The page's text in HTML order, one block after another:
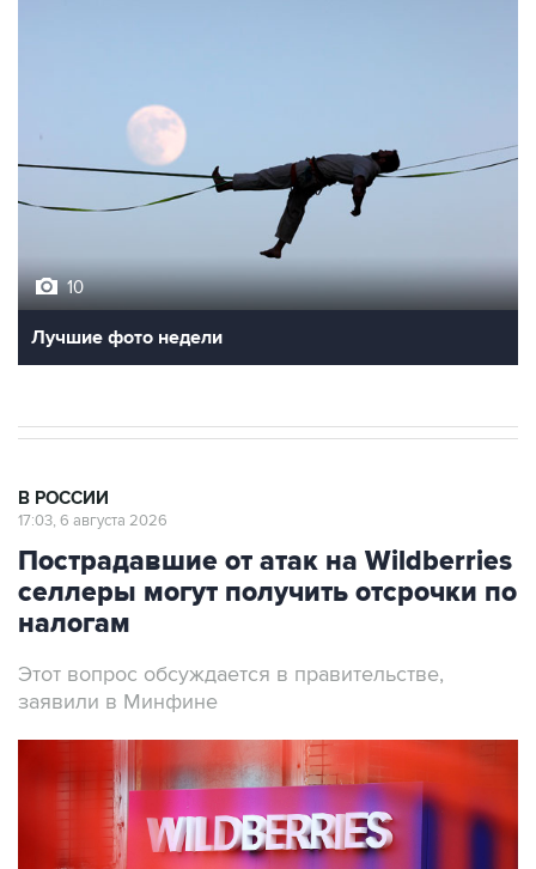
10
Лучшие фото недели
В РОССИИ
17:03, 6 августа 2026
Пострадавшие от атак на Wildberries
селлеры могут получить отсрочки по
налогам
Этот вопрос обсуждается в правительстве,
заявили в Минфине